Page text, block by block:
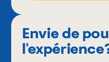
Envie de